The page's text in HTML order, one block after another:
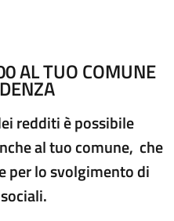
AL TUO COMUNE
redditi è possibile
al tuo comune, che
per lo svolgimento di